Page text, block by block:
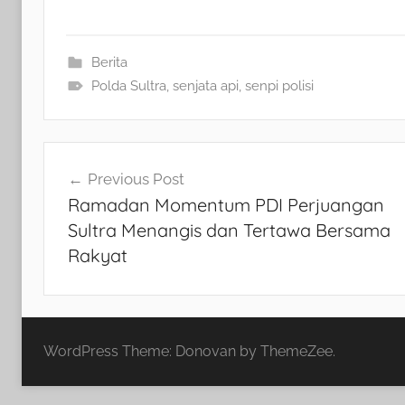
Berita
Polda Sultra, senjata api, senpi polisi
Navigasi
pos
Previous Post
Ramadan Momentum PDI Perjuangan
Sultra Menangis dan Tertawa Bersama
Rakyat
WordPress Theme: Donovan by ThemeZee.